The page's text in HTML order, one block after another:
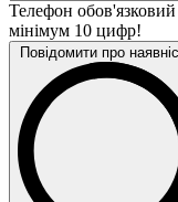
Телефон
мінімум 10 цифр!
Повідомити про